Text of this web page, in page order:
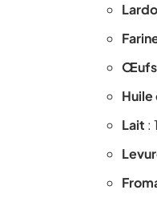
Œufs
Huile
Lait :